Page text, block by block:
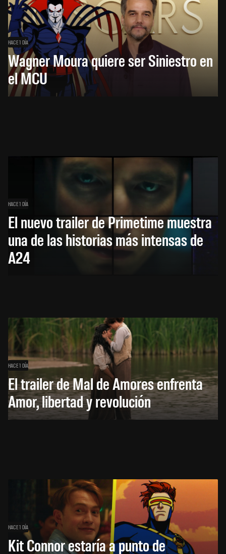
HACE 1 DÍA
Wagner Moura quiere ser Siniestro en
el MCU
HACE 1 DÍA
El nuevo trailer de Primetime muestra
una de las historias más intensas de
A24
HACE 1 DÍA
El trailer de Mal de Amores enfrenta
Amor, libertad y revolución
HACE 1 DÍA
Kit Connor estaría a punto de